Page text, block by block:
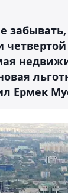
Ермек